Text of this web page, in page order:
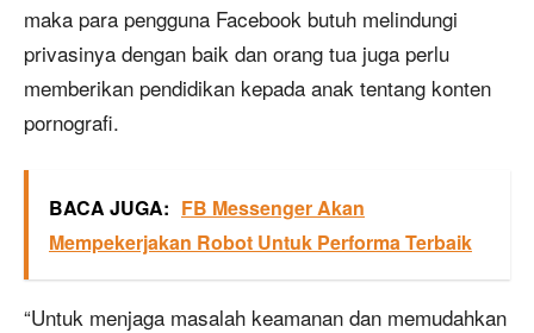
maka para pengguna Facebook butuh melindungi
privasinya dengan baik dan orang tua juga perlu
memberikan pendidikan kepada anak tentang konten
pornografi.
BACA JUGA: FB Messenger Akan
Mempekerjakan Robot Untuk Performa Terbaik
“Untuk menjaga masalah keamanan dan memudahkan